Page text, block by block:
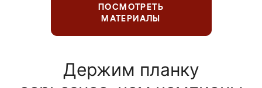
ПОСМОТРЕТЬ
МАТЕРИАЛЫ
Держим планку